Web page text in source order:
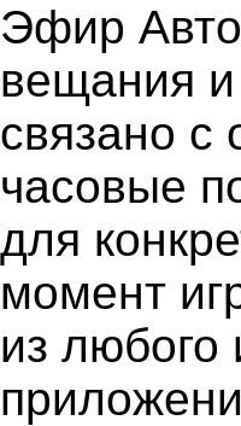
Эфир
вещания и
связано с
часовые
для
момент
из любого